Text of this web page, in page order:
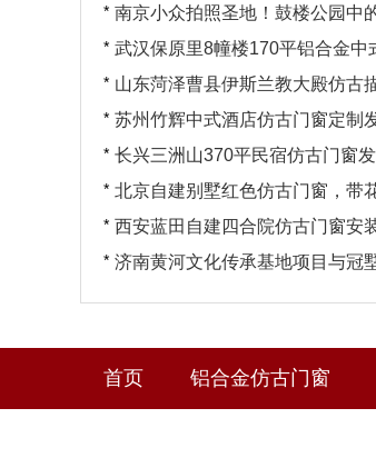
*
*
*
*
*
*
*
*
首页 铝合金仿古门窗